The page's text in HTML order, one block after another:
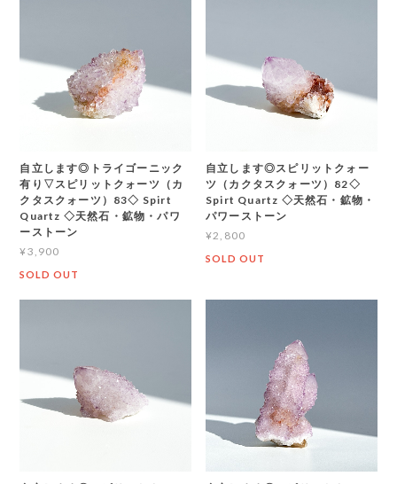
自立します◎トライゴーニック
有り▽スピリットクォーツ（カ
クタスクォーツ）83◇ Spirt
Quartz ◇天然石・鉱物・パワ
ーストーン
¥3,900
SOLD OUT
自立します◎スピリットクォー
ツ（カクタスクォーツ）82◇
Spirt Quartz ◇天然石・鉱物・
パワーストーン
¥2,800
SOLD OUT